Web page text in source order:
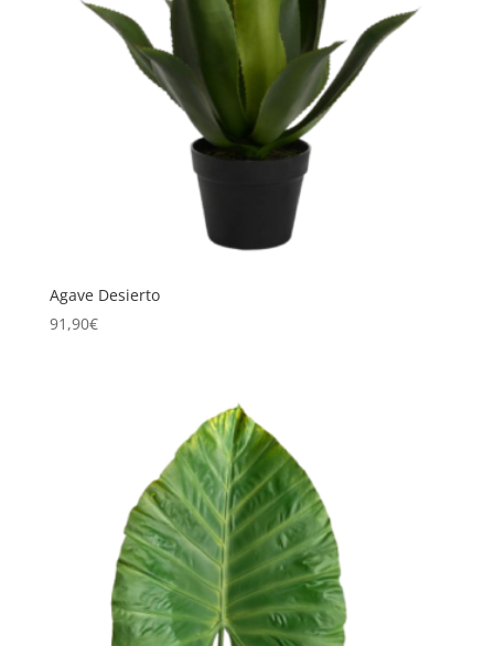
Agave Desierto
91,90€